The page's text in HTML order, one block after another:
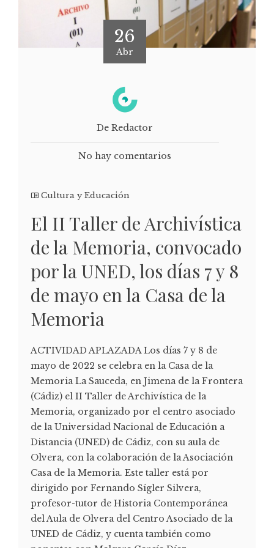
26
Abr
De Redactor
No hay comentarios
Cultura y Educación
El II Taller de Archivística
de la Memoria, convocado
por la UNED, los días 7 y 8
de mayo en la Casa de la
Memoria
ACTIVIDAD APLAZADA Los días 7 y 8 de
mayo de 2022 se celebra en la Casa de la
Memoria La Sauceda, en Jimena de la Frontera
(Cádiz) el II Taller de Archivística de la
Memoria, organizado por el centro asociado
de la Universidad Nacional de Educación a
Distancia (UNED) de Cádiz, con su aula de
Olvera, con la colaboración de la Asociación
Casa de la Memoria. Este taller está por
dirigido por Fernando Sígler Silvera,
profesor-tutor de Historia Contemporánea
del Aula de Olvera del Centro Asociado de la
UNED de Cádiz, y cuenta también como